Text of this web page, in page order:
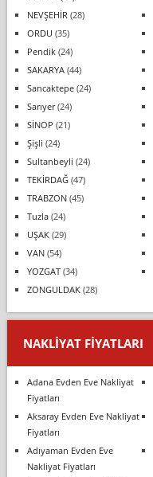
NEVŞEHİR (28)
ORDU (35)
Pendik(24)
SAKARYA(44)
Sancaktepe(24)
Sarıyer(24)
SİNOP (21)
Şişli (24)
Sultanbeyli (24)
TEKİRDAĞ(47)
TRABZON(45)
Tuzla(24)
UŞAK(29)
VAN(54)
YOZGAT(34)
ZONGULDAK(28)
NAKLIYAT FIYATLARI
Adana Evden Eve Nakliyat
Fiyatları
Aksaray Evden Eve Nakliyat
Fiyatları
Adıyaman Evden Eve
Nakliyat Fiyatları